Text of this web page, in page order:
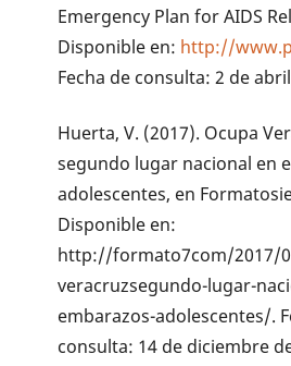
Emergency Plan for AIDS
Disponible en: http://
Fecha de consulta: 2 de
Huerta, V. (2017). Ocupa
segundo lugar nacional en
adolescentes, en
Disponible en:
http://formato7com/2017/
veracruzsegundo-lugar-
embarazos-adolescentes/.
consulta: 14 de diciembre